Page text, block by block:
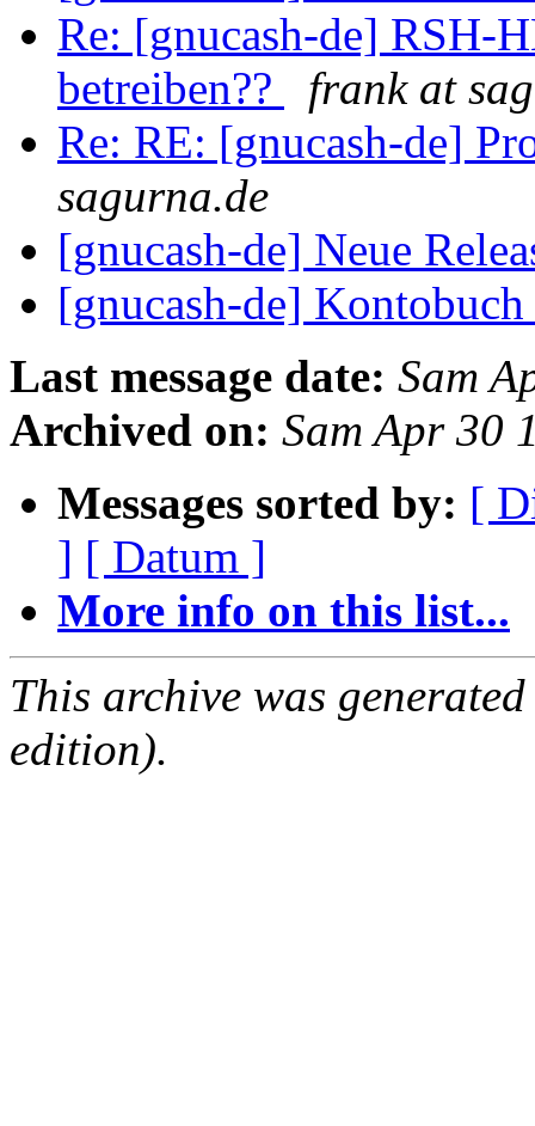
Re: [gnucash-de] RSH-
betreiben??
frank at
Re: RE: [gnucash-de]
sagurna.de
[gnucash-de] Neue
[gnucash-de]
Last message date: Sam
Archived on: Sam Apr 30
Messages sorted by: [
] [ Datum ]
More info on this list...
This archive was
edition).